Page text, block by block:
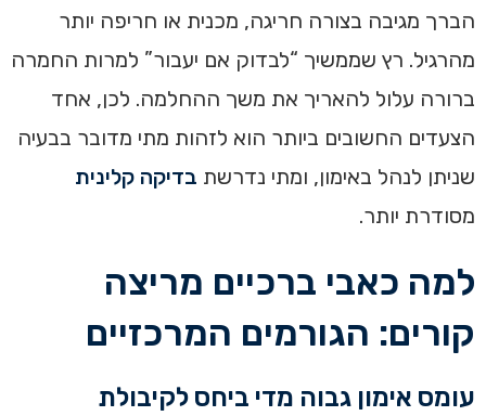
הברך מגיבה בצורה חריגה, מכנית או חריפה יותר
מהרגיל. רץ שממשיך “לבדוק אם יעבור” למרות החמרה
ברורה עלול להאריך את משך ההחלמה. לכן, אחד
הצעדים החשובים ביותר הוא לזהות מתי מדובר בבעיה
שניתן לנהל באימון, ומתי נדרשת בדיקה קלינית
מסודרת יותר.
למה כאבי ברכיים מריצה
קורים: הגורמים המרכזיים
עומס אימון גבוה מדי ביחס לקיבולת